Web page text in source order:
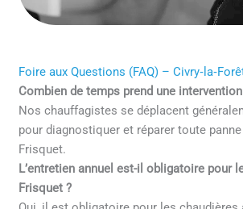
Foire aux Questions (FAQ) –
Combien de temps prend une
Nos chauffagistes se déplacent
pour diagnostiquer et réparer toute
Frisquet.
L’entretien annuel est-il obligatoire pour
Frisquet ?